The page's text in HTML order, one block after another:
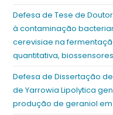
Defesa de Tese de
à contaminação
cerevisiae na
quantitativa,
Defesa de Dissertação
de Yarrowia Lipolytica
produção de geraniol